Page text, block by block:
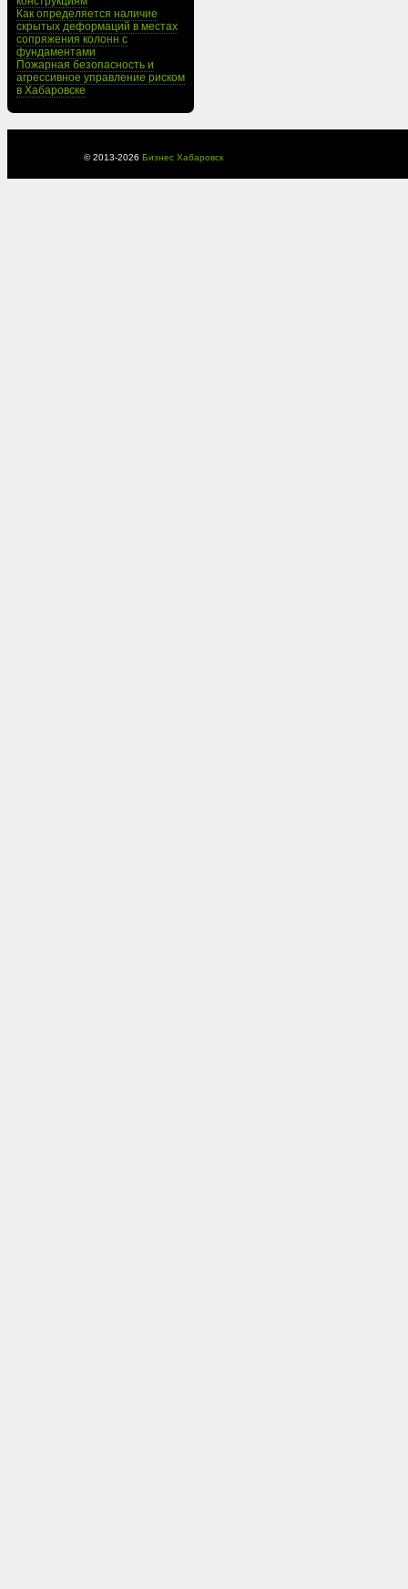
Как определяется наличие
скрытых деформаций в местах
сопряжения колонн с
фундаментами
Пожарная безопасность и
агрессивное управление риском
в Хабаровске
© 2013-2026 Бизнес Хабаровск